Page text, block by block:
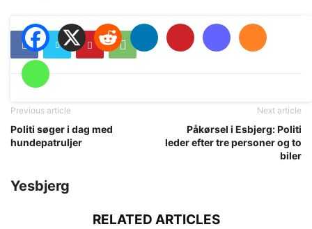
Previous article
Politi søger i dag med
hundepatruljer
Next article
Påkørsel i Esbjerg: Politi
leder efter tre personer og to
biler
Yesbjerg
RELATED ARTICLES